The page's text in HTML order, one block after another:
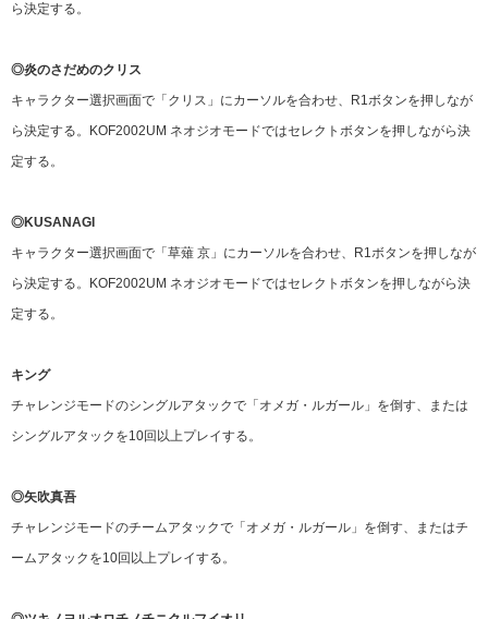
ら決定する。
◎炎のさだめのクリス
キャラクター選択画面で「クリス」にカーソルを合わせ、R1ボタンを押しなが
ら決定する。KOF2002UM ネオジオモードではセレクトボタンを押しながら決
定する。
◎KUSANAGI
キャラクター選択画面で「草薙 京」にカーソルを合わせ、R1ボタンを押しなが
ら決定する。KOF2002UM ネオジオモードではセレクトボタンを押しながら決
定する。
キング
チャレンジモードのシングルアタックで「オメガ・ルガール」を倒す、または
シングルアタックを10回以上プレイする。
◎矢吹真吾
チャレンジモードのチームアタックで「オメガ・ルガール」を倒す、またはチ
ームアタックを10回以上プレイする。